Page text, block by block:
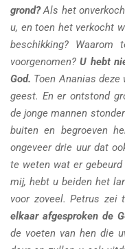
grond?Als het
u, en toen het verkocht
beschikking?
voorgenomen?U hebt
God. Toen Ananias deze
geest. En er ontstond
de jonge mannen
buiten en begroeven
ongeveer drie uur dat
te weten wat er
mij, hebt u beiden het
voor zoveel. Petrus zei
elkaar afgesproken de
de voeten van hen die